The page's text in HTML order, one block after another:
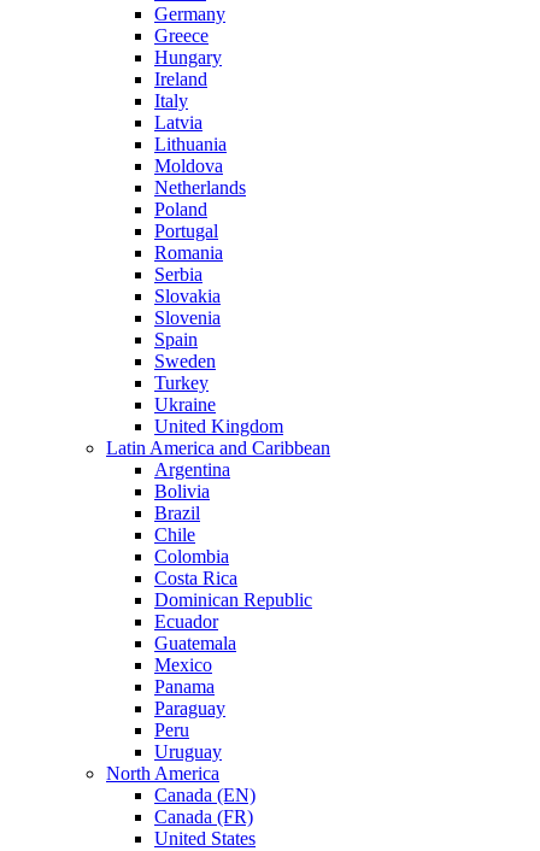
Germany
Greece
Hungary
Ireland
Italy
Latvia
Lithuania
Moldova
Netherlands
Poland
Portugal
Romania
Serbia
Slovakia
Slovenia
Spain
Sweden
Turkey
Ukraine
United Kingdom
Latin America and Caribbean
Argentina
Bolivia
Brazil
Chile
Colombia
Costa Rica
Dominican Republic
Ecuador
Guatemala
Mexico
Panama
Paraguay
Peru
Uruguay
North America
Canada (EN)
Canada (FR)
United States